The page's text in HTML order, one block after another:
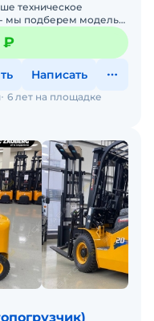
техническое
₽
Написать
6 лет на площадке